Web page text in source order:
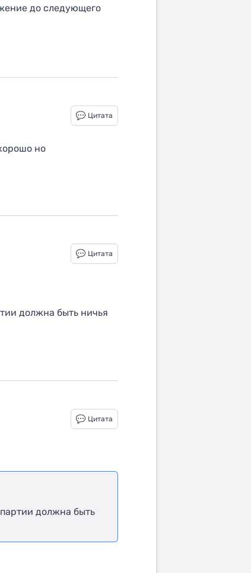
до следующего
Цитата
но
Цитата
должна быть ничья
Цитата
должна быть